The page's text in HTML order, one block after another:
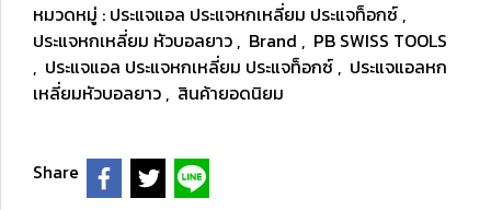
หมวดหมู่ : ประแจแอล ประแจหกเหลี่ยม ประแจท็อกซ์ ,
ประแจหกเหลี่ยม หัวบอลยาว , Brand , PB SWISS TOOLS
, ประแจแอล ประแจหกเหลี่ยม ประแจท็อกซ์ , ประแจแอลหก
เหลี่ยมหัวบอลยาว , สินค้ายอดนิยม
Share